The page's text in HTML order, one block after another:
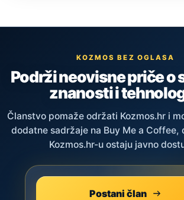
KOZMOS BEZ OGLASA
Podrži neovisne priče o
znanosti i
Članstvo pomaže održati Kozmos.hr i
dodatne sadržaje na Buy Me a Coffee,
Kozmos.hr-u ostaju javno
Postani član